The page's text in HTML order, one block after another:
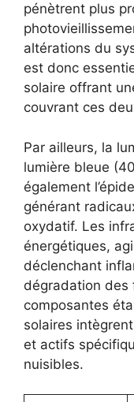
pénètrent plus
altérations du
est donc
solaire offrant
couvrant ces
Par ailleurs, la
lumière bleue
également
générant
oxydatif. Les
énergétiques,
déclenchant
dégradation des
composantes
solaires
et actifs
nuisibles.